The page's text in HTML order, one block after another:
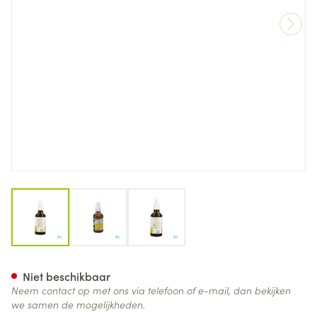
View larger imageView larger image
Niet beschikbaar
Neem contact op met ons via telefoon of e-mail, dan bekijken
we samen de mogelijkheden.